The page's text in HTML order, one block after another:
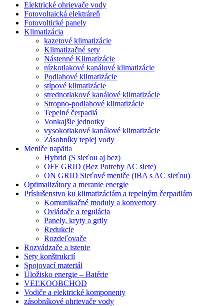
Elektrické ohrievače vody
Fotovoltaická elektráreň
Fotovoltické panely
Klimatizácia
kazetové klimatizácie
Klimatizačné sety
Nástenné Klimatizácie
nízkotlakové kanálové klimatizácie
Podlahové klimatizácie
stĺpové klimatizácie
strednotlakové kanálové klimatizácie
Stropno-podlahové klimatizácie
Tepelné čerpadlá
Vonkajšie jednotky
vysokotlakové kanálové klimatizácie
Zásobníky teplej vody
Meniče napätia
Hybrid (S sieťou aj bez)
OFF GRID (Bez Potreby AC siete)
ON GRID Sieťové meniče (IBA s AC sieťou)
Optimalizátory a meranie energie
Príslušenstvo ku klimatizáciám a tepelným čerpadlám
Komunikačné moduly a konvertory
Ovládače a regulácia
Panely, kryty a grily
Redukcie
Rozdeľovače
Rozvádzače a istenie
Sety konštrukcií
Spojovací materiál
Úložisko energie – Batérie
VEĽKOOBCHOD
Vodiče a elektrické komponenty
zásobníkové ohrievače vody